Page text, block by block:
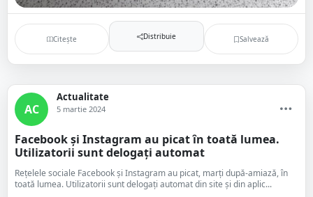
Citește Distribuie Salvează
AC
Actualitate
5 martie 2024
Facebook și Instagram au picat în toată lumea.
Utilizatorii sunt delogați automat
Rețelele sociale Facebook și Instagram au picat, marți după-amiază, în
toată lumea. Utilizatorii sunt delogați automat din site și din aplic...